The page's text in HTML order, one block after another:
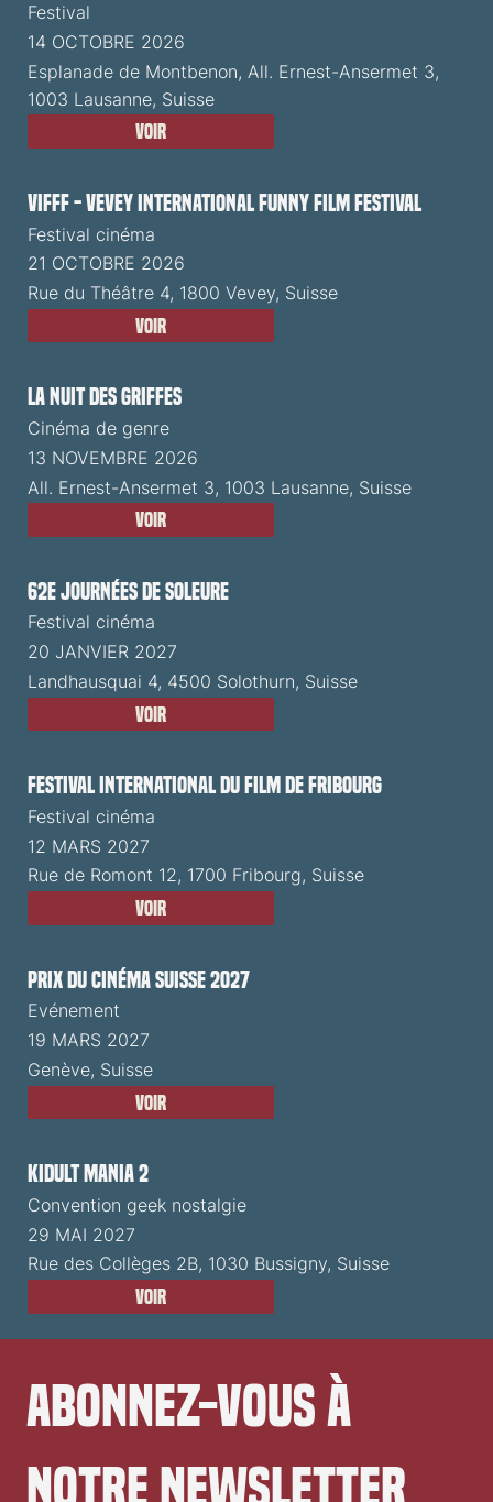
Festival
14 OCTOBRE 2026
Esplanade de Montbenon, All. Ernest-Ansermet 3,
1003 Lausanne, Suisse
Voir
VIFFF - Vevey International Funny Film Festival
Festival cinéma
21 OCTOBRE 2026
Rue du Théâtre 4, 1800 Vevey, Suisse
Voir
La Nuit des Griffes
Cinéma de genre
13 NOVEMBRE 2026
All. Ernest-Ansermet 3, 1003 Lausanne, Suisse
Voir
62e Journées de Soleure
Festival cinéma
20 JANVIER 2027
Landhausquai 4, 4500 Solothurn, Suisse
Voir
Festival International du Film de Fribourg
Festival cinéma
12 MARS 2027
Rue de Romont 12, 1700 Fribourg, Suisse
Voir
Prix du Cinéma Suisse 2027
Evénement
19 MARS 2027
Genève, Suisse
Voir
Kidult Mania 2
Convention geek nostalgie
29 MAI 2027
Rue des Collèges 2B, 1030 Bussigny, Suisse
Voir
Abonnez-vous à
notre newsletter